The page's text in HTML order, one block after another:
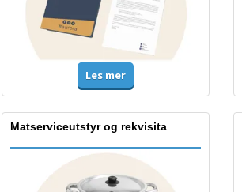
Les mer
Matserviceutstyr og rekvisita